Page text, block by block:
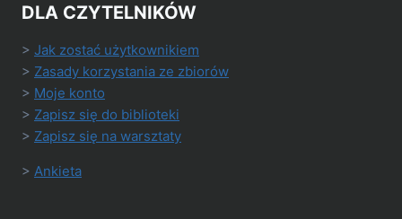
DLA CZYTELNIKÓW
> Jak zostać użytkownikiem
> Zasady korzystania ze zbiorów
> Moje konto
> Zapisz się do biblioteki
> Zapisz się na warsztaty
> Ankieta